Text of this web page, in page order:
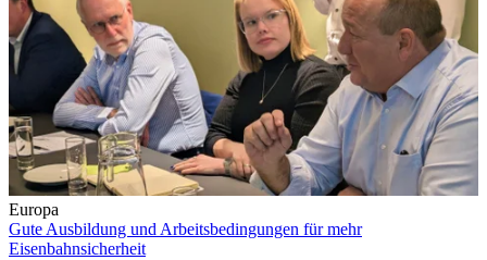
Europa
Gute Ausbildung und Arbeitsbedingungen für mehr
Eisenbahnsicherheit